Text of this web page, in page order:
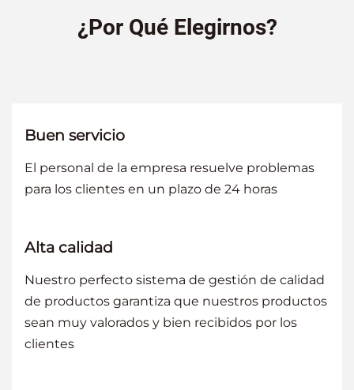
¿Por Qué Elegirnos?
Buen servicio
El personal de la empresa resuelve problemas
para los clientes en un plazo de 24 horas
Alta calidad
Nuestro perfecto sistema de gestión de calidad
de productos garantiza que nuestros productos
sean muy valorados y bien recibidos por los
clientes